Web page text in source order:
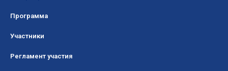
Программа
Участники
Регламент участия